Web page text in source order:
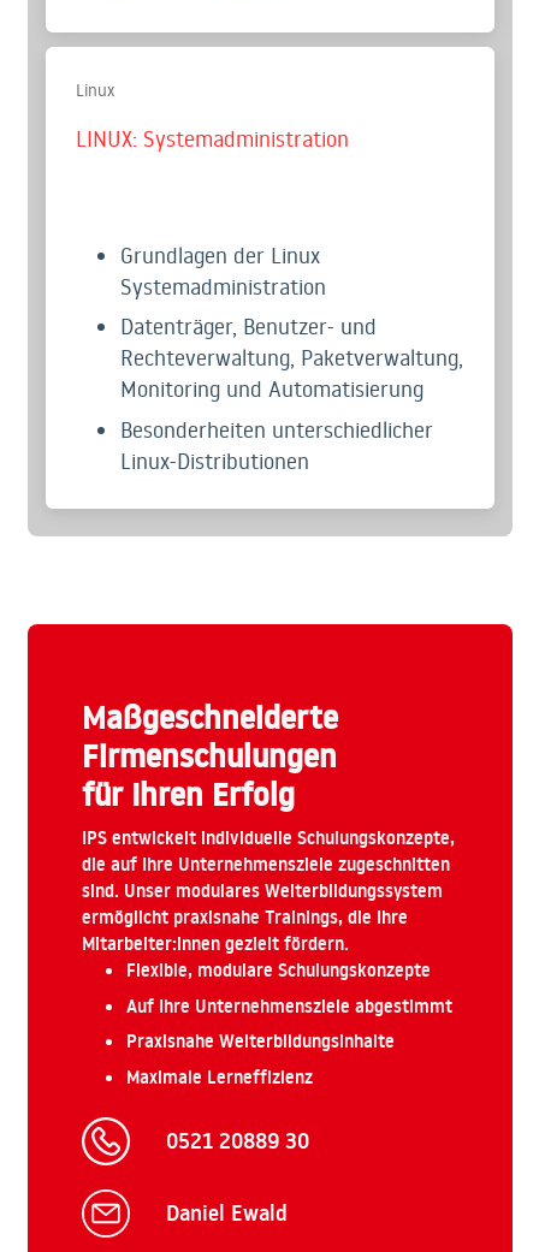
Linux
LINUX: Systemadministration
Grundlagen der Linux
Systemadministration
Datenträger, Benutzer- und
Rechteverwaltung, Paketverwaltung,
Monitoring und Automatisierung
Besonderheiten unterschiedlicher
Linux-Distributionen
Maßgeschneiderte
Firmenschulungen
für Ihren Erfolg
IPS entwickelt individuelle Schulungskonzepte,
die auf Ihre Unternehmensziele zugeschnitten
sind. Unser modulares Weiterbildungssystem
ermöglicht praxisnahe Trainings, die Ihre
Mitarbeiter:innen gezielt fördern.
Flexible, modulare Schulungskonzepte
Auf Ihre Unternehmensziele abgestimmt
Praxisnahe Weiterbildungsinhalte
Maximale Lerneffizienz
0521 20889 30
Daniel Ewald